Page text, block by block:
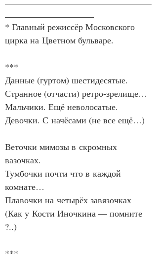
* Главный режиссёр Московского
цирка на Цветном бульваре.
***
Данные (гуртом) шестидесятые.
Странное (отчасти) ретро‑зрелище…
Мальчики. Ещё неволосатые.
Девочки. С начёсами (не все ещё…)
Веточки мимозы в скромных
вазочках.
Тумбочки почти что в каждой
комнате…
Плавочки на четырёх завязочках
(Как у Кости Иночкина — помните
?..)
***